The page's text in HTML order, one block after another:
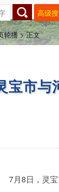
高级
轮播 >正文
宝市与
7月8日，灵